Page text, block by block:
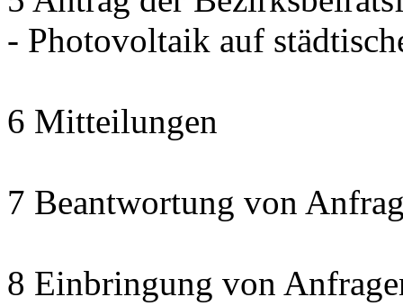
- Photovoltaik auf
6 Mitteilungen
7 Beantwortung von
8 Einbringung von